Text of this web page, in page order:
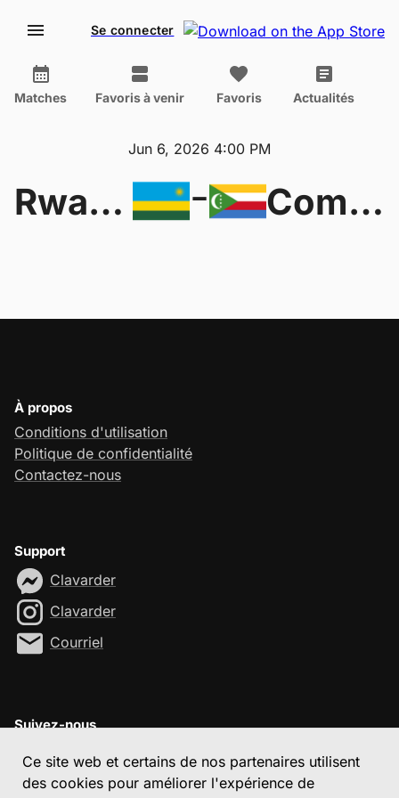
Ce site web et certains de nos partenaires utilisent
des cookies pour améliorer l'expérience de
Se connecter
Matches Favoris à venir Favoris Actualités
Jun 6, 2026 4:00 PM
Rwanda - Comoros
À propos
Conditions d'utilisation
Politique de confidentialité
Contactez-nous
Support
Clavarder
Clavarder
Courriel
Suivez-nous